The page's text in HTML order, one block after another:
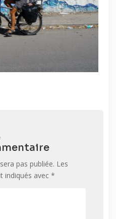
pas publiée. Les
indiqués avec *